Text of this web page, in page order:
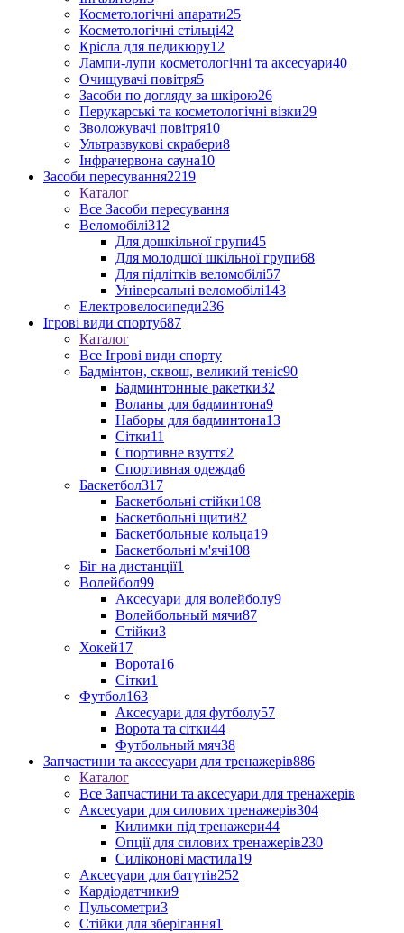
Косметологічні апарати25
Косметологічні стільці42
Крісла для педикюру12
Лампи-лупи косметологічні та аксесуари40
Очищувачі повітря5
Засоби по догляду за шкірою26
Перукарські та косметологічні візки29
Зволожувачі повітря10
Ультразвукові скрабери8
Інфрачервона сауна10
Засоби пересування2219
Каталог
Все Засоби пересування
Веломобілі312
Для дошкільної групи45
Для молодшої шкільної групи68
Для підлітків веломобілі57
Універсальні веломобілі143
Електровелосипеди236
Ігрові види спорту687
Каталог
Все Ігрові види спорту
Бадмінтон, сквош, великий теніс90
Бадминтонные ракетки32
Воланы для бадминтона9
Наборы для бадминтона13
Сітки11
Спортивне взуття2
Спортивная одежда6
Баскетбол317
Баскетбольні стійки108
Баскетбольні щити82
Баскетбольные кольца19
Баскетбольні м'ячі108
Біг на дистанції1
Волейбол99
Аксесуари для волейболу9
Волейбольный мячи87
Стійки3
Хокей17
Ворота16
Сітки1
Футбол163
Аксесуари для футболу57
Ворота та сітки44
Футбольный мяч38
Запчастини та аксесуари для тренажерів886
Каталог
Все Запчастини та аксесуари для тренажерів
Аксесуари для силових тренажерів304
Килимки під тренажери44
Опції для силових тренажерів230
Силіконові мастила19
Аксесуари для батутів252
Кардіодатчики9
Пульсометри3
Стійки для зберігання1